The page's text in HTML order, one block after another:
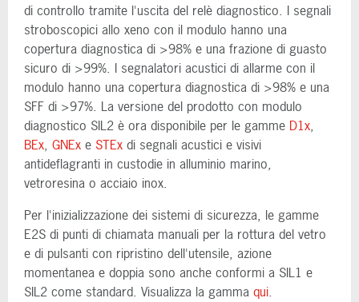
di controllo tramite l'uscita del relè diagnostico. I segnali
stroboscopici allo xeno con il modulo hanno una
copertura diagnostica di >98% e una frazione di guasto
sicuro di >99%. I segnalatori acustici di allarme con il
modulo hanno una copertura diagnostica di >98% e una
SFF di >97%. La versione del prodotto con modulo
diagnostico SIL2 è ora disponibile per le gamme D1x,
BEx, GNEx e STEx di segnali acustici e visivi
antideflagranti in custodie in alluminio marino,
vetroresina o acciaio inox.
Per l'inizializzazione dei sistemi di sicurezza, le gamme
E2S di punti di chiamata manuali per la rottura del vetro
e di pulsanti con ripristino dell'utensile, azione
momentanea e doppia sono anche conformi a SIL1 e
SIL2 come standard. Visualizza la gamma qui.